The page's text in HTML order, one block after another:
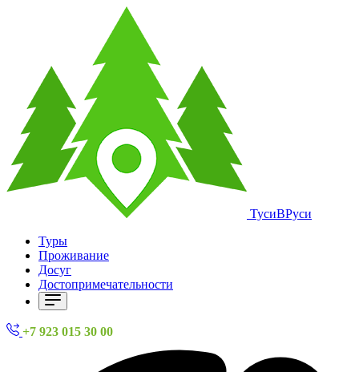
ТусиВРуси
Туры
Проживание
Досуг
Достопримечательности
+7 923 015 30 00